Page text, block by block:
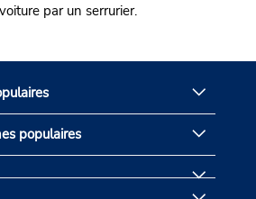
par un serrurier.
populaires